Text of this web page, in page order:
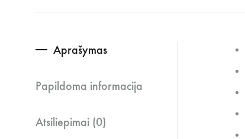
Aprašymas
Papildoma informacija
Atsiliepimai (0)